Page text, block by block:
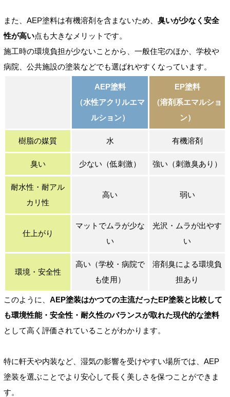
また、AEP塗料は有機溶剤を含まないため、 臭いが少なく安全
性が高い点も大きなメリットです。
施工時の環境負担が少ないことから、一般住宅のほか、学校や
病院、公共施設の塗装などでも選ばれやすくなっています。
AEP塗料
（水性アクリルエマ
ルション）
EP塗料
（溶剤系エマルショ
ン）
樹脂の媒質 水 有機溶剤
臭い 少ない（低刺激） 強い（刺激臭あり）
耐水性・耐アル
カリ性
高い 弱い
仕上がり
マットでムラが少な
い
光沢・ムラが出やす
い
環境・安全性
高い（学校・病院で
も使用）
溶剤臭による環境負
担あり
このように、 AEP塗装はかつての主流だったEP塗装と比較して
も環境性能・安全性・耐久性のバランスが取れた現代的な塗料
として高く評価されていることがわかります。
特に軒天や内装など、湿気の影響を受けやすい場所では、AEP
塗装を選ぶことでより安心して長く美しさを保つことができま
す。